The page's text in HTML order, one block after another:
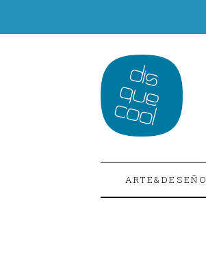
ARTE&DESEÑO